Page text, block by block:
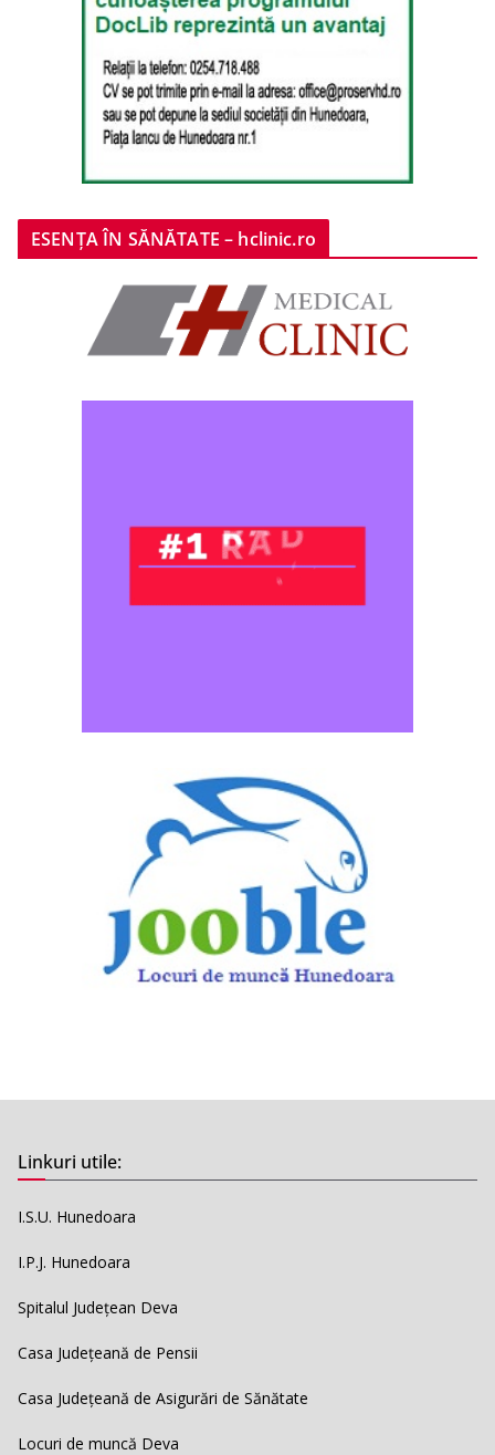
ESENȚA ÎN SĂNĂTATE – hclinic.ro
Linkuri utile:
I.S.U. Hunedoara
I.P.J. Hunedoara
Spitalul Județean Deva
Casa Județeană de Pensii
Casa Județeană de Asigurări de Sănătate
Locuri de muncă Deva